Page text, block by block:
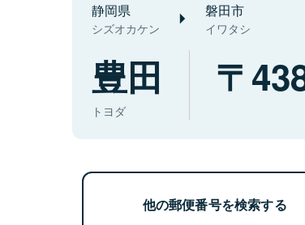
静岡県
シズオカケン
磐田市
イワタシ
豊田
トヨダ
他の郵便番号を検索する